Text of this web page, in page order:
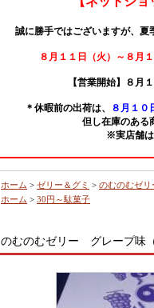
誠に勝手ではございますが、夏
８月１１日（火）～８月
【営業開始】８月
＊休暇前の出荷は、
８月１０
但し在庫のある
※実店舗
ホーム > ゼリー＆グミ > のむのむゼ
ホーム > 30円～駄菓子
のむのむゼリー グレープ味